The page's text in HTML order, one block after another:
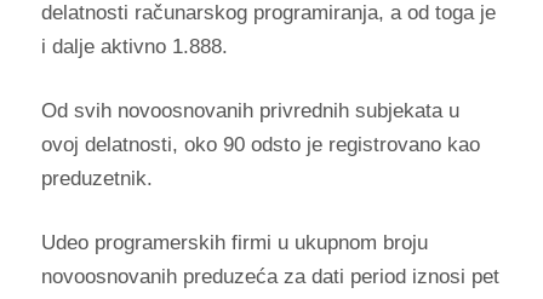
delatnosti računarskog programiranja, a od toga je
i dalje aktivno 1.888.
Od svih novoosnovanih privrednih subjekata u
ovoj delatnosti, oko 90 odsto je registrovano kao
preduzetnik.
Udeo programerskih firmi u ukupnom broju
novoosnovanih preduzeća za dati period iznosi pet